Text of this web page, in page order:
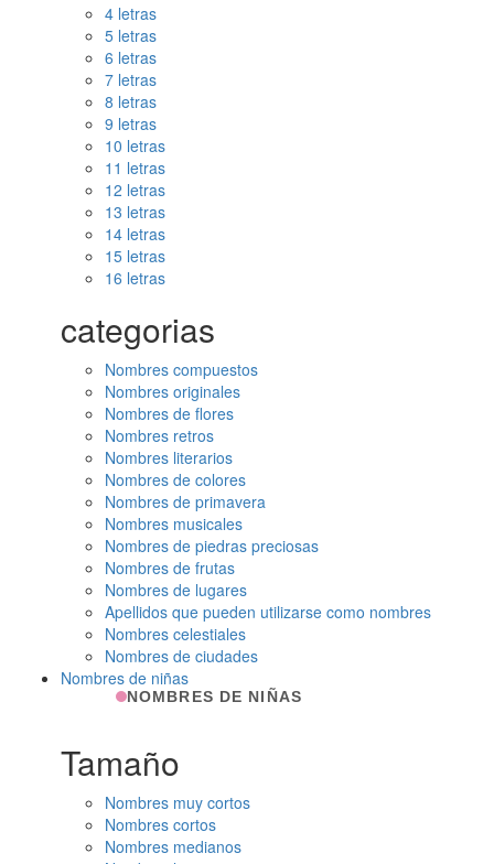
4 letras
5 letras
6 letras
7 letras
8 letras
9 letras
10 letras
11 letras
12 letras
13 letras
14 letras
15 letras
16 letras
categorias
Nombres compuestos
Nombres originales
Nombres de flores
Nombres retros
Nombres literarios
Nombres de colores
Nombres de primavera
Nombres musicales
Nombres de piedras preciosas
Nombres de frutas
Nombres de lugares
Apellidos que pueden utilizarse como nombres
Nombres celestiales
Nombres de ciudades
Nombres de niñas
NOMBRES DE NIÑAS
Tamaño
Nombres muy cortos
Nombres cortos
Nombres medianos